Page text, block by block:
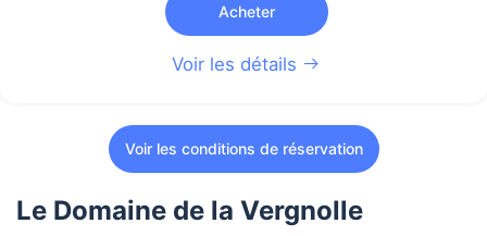
Acheter
Voir les détails
Voir les conditions de réservation
Le Domaine de la Vergnolle